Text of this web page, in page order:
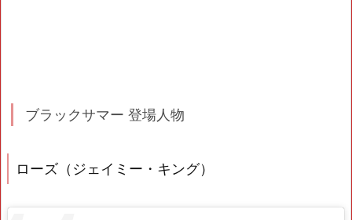
ブラックサマー 登場人物
ローズ（ジェイミー・キング）